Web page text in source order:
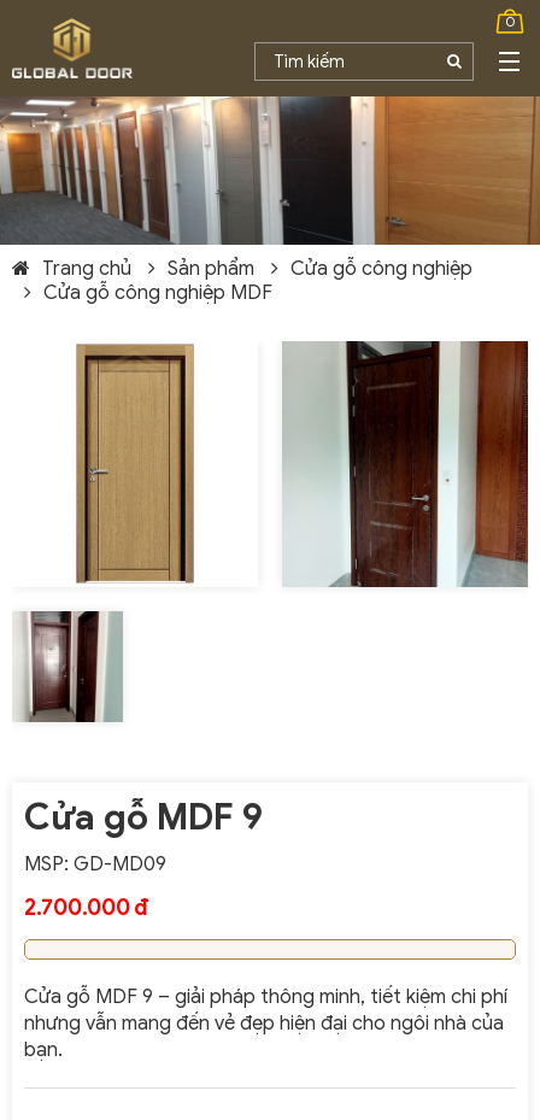
0
Trang chủ Sản phẩm
Cửa gỗ công nghiệp
Cửa gỗ công nghiệp MDF
Cửa gỗ MDF 9
MSP: GD-MD09
2.700.000 đ
Cửa gỗ MDF 9 – giải pháp thông minh, tiết kiệm chi phí
nhưng vẫn mang đến vẻ đẹp hiện đại cho ngôi nhà của
bạn.